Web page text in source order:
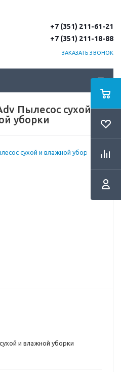
+7 (351) 211-61-21
+7 (351) 211-18-88
ЗАКАЗАТЬ ЗВОНОК
Пылесос сухой и
уборки
и влажной уборки